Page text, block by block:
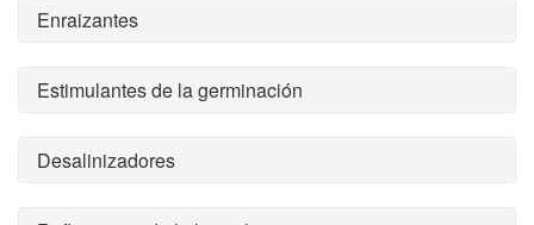
Enraizantes
Estimulantes de la germinación
Desalinizadores